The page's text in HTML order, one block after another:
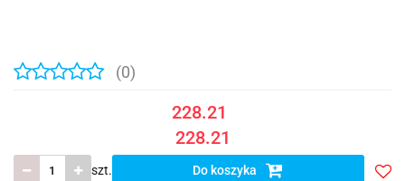
(0)
228.21
228.21
szt. Do koszyka